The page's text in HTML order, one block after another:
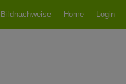
Home Login